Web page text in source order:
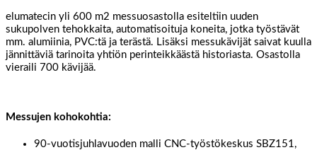
elumatecin yli 600 m2 messuosastolla esiteltiin uuden
sukupolven tehokkaita, automatisoituja koneita, jotka työstävät
mm. alumiinia, PVC:tä ja terästä. Lisäksi messukävijät saivat kuulla
jännittäviä tarinoita yhtiön perinteikkäästä historiasta. Osastolla
vieraili 700 kävijää.
Messujen kohokohtia:
90-vuotisjuhlavuoden malli CNC-työstökeskus SBZ151,